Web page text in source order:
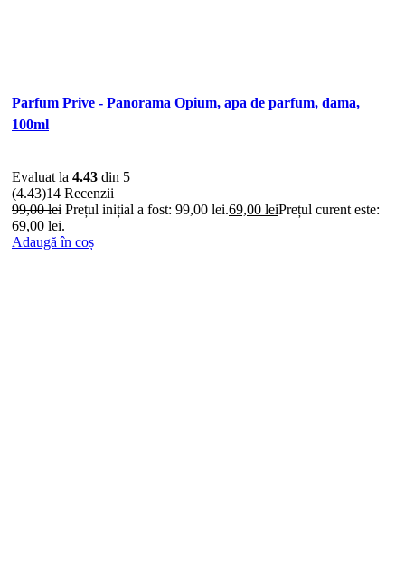
Parfum Prive - Panorama Opium, apa de parfum, dama,
100ml
Evaluat la 4.43 din 5
(4.43)14 Recenzii
99,00lei Prețul inițial a fost: 99,00 lei.69,00 leiPrețul curent este:
69,00 lei.
Adaugă în coș